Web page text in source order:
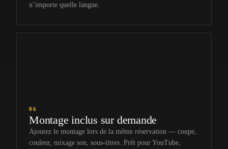
n’importe quelle langue.
06
Montage inclus sur demande
Ajoutez le montage lors de la même réservation — coupe,
couleur, mixage son, sous-titres. Prêt pour YouTube,